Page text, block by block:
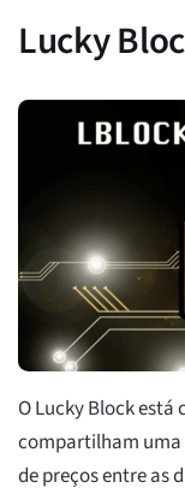
Lucky
O Lucky Block
compartilham uma
de preços entre as